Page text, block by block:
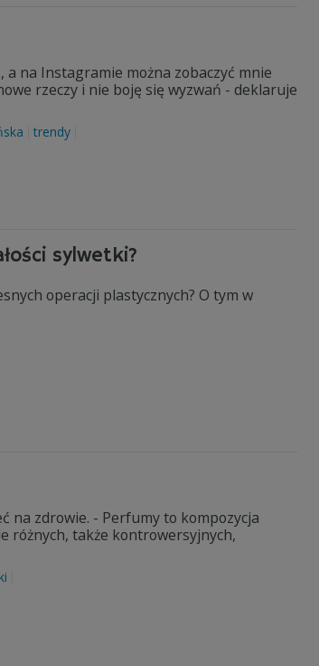
a na Instagramie można zobaczyć mnie
rzeczy i nie boję się wyzwań - deklaruje
trendy
sylwetki?
operacji plastycznych? O tym w
na zdrowie. - Perfumy to kompozycja
różnych, także kontrowersyjnych,